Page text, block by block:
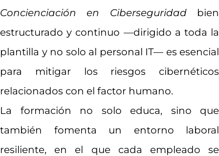
Concienciación en Ciberseguridadbien
estructurado y continuo —dirigido a toda la
plantilla y no solo al personal IT— es esencial
para mitigar los riesgos cibernéticos
relacionados con el factor humano.
La formación no solo educa, sino que
también fomenta un entorno laboral
resiliente, en el que cada empleado se